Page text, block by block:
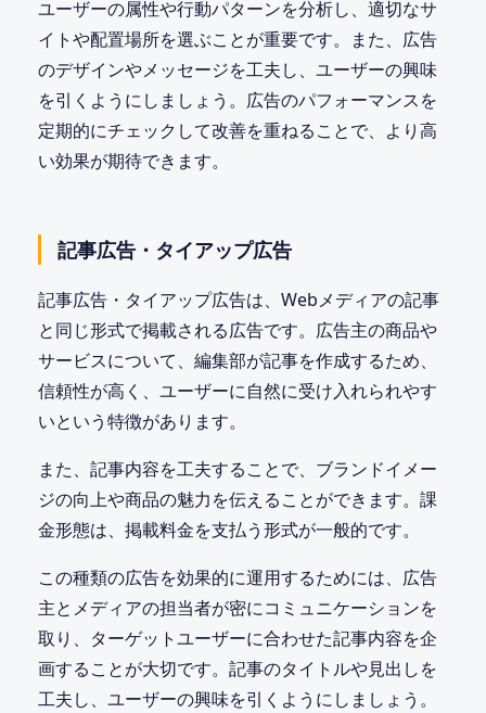
ユーザーの属性や行動パターンを分析し、適切なサ
イトや配置場所を選ぶことが重要です。また、広告
のデザインやメッセージを工夫し、ユーザーの興味
を引くようにしましょう。広告のパフォーマンスを
定期的にチェックして改善を重ねることで、より高
い効果が期待できます。
記事広告・タイアップ広告
記事広告・タイアップ広告は、Webメディアの記事
と同じ形式で掲載される広告です。広告主の商品や
サービスについて、編集部が記事を作成するため、
信頼性が高く、ユーザーに自然に受け入れられやす
いという特徴があります。
また、記事内容を工夫することで、ブランドイメー
ジの向上や商品の魅力を伝えることができます。課
金形態は、掲載料金を支払う形式が一般的です。
この種類の広告を効果的に運用するためには、広告
主とメディアの担当者が密にコミュニケーションを
取り、ターゲットユーザーに合わせた記事内容を企
画することが大切です。記事のタイトルや見出しを
工夫し、ユーザーの興味を引くようにしましょう。